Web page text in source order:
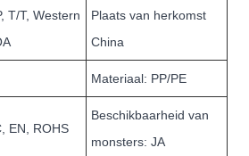
T/T, Western
Plaats van herkomst
China
Materiaal: PP/PE
EN, ROHS
Beschikbaarheid van
monsters: JA